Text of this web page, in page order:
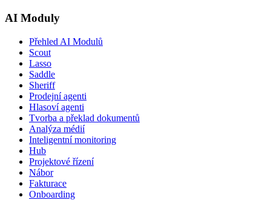
AI Moduly
Přehled AI Modulů
Scout
Lasso
Saddle
Sheriff
Prodejní agenti
Hlasoví agenti
Tvorba a překlad dokumentů
Analýza médií
Inteligentní monitoring
Hub
Projektové řízení
Nábor
Fakturace
Onboarding